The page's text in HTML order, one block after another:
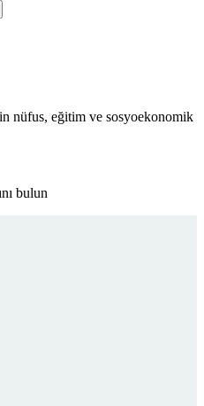
nüfus, eğitim ve sosyoekonomik
bulun